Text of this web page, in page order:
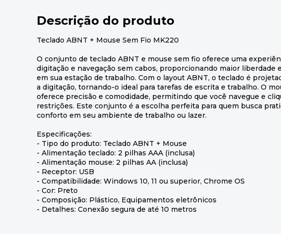
Descrição do produto
Teclado ABNT + Mouse Sem Fio MK220
O conjunto de teclado ABNT e mouse sem fio oferece uma
digitação e navegação sem cabos, proporcionando maior liberdade
em sua estação de trabalho. Com o layout ABNT, o teclado é
a digitação, tornando-o ideal para tarefas de escrita e trabalho. O
oferece precisão e comodidade, permitindo que você navegue e
restrições. Este conjunto é a escolha perfeita para quem busca
conforto em seu ambiente de trabalho ou lazer.
Especificações:
- Tipo do produto: Teclado ABNT + Mouse
- Alimentação teclado: 2 pilhas AAA (inclusa)
- Alimentação mouse: 2 pilhas AA (inclusa)
- Receptor: USB
- Compatibilidade: Windows 10, 11 ou superior, Chrome OS
- Cor: Preto
- Composição: Plástico, Equipamentos eletrônicos
- Detalhes: Conexão segura de até 10 metros